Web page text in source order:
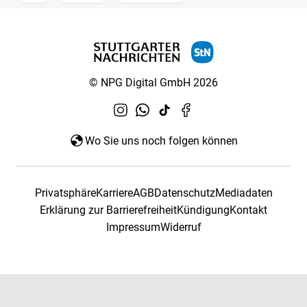
© NPG Digital GmbH 2026
Wo Sie uns noch folgen können
PrivatsphäreKarriereAGBDatenschutzMediadaten
Erklärung zur BarrierefreiheitKündigungKontakt
ImpressumWiderruf